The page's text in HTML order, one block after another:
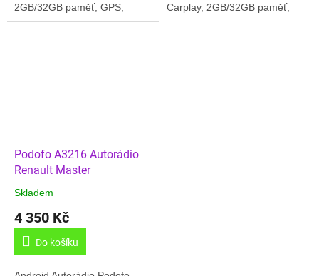
2GB/32GB paměť, GPS,
Carplay, Český jazyk, Online
Carplay, 2GB/32GB paměť,
Podofo A3216 Autorádio
Renault Master
Skladem
4 350 Kč
Do košíku